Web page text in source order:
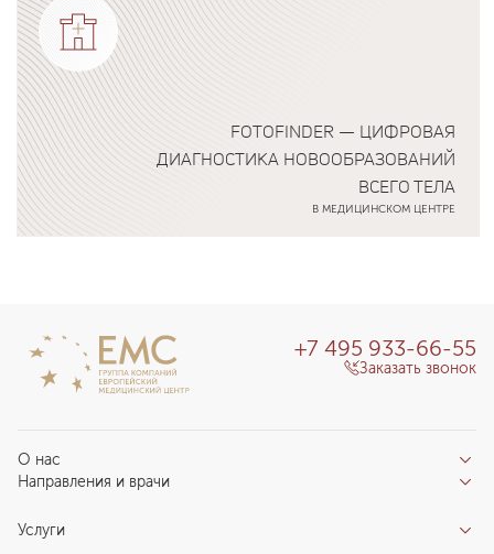
FOTOFINDER — ЦИФРОВАЯ
ДИАГНОСТИКА НОВООБРАЗОВАНИЙ
ВСЕГО ТЕЛА
В МЕДИЦИНСКОМ ЦЕНТРЕ
О нас
Отзывы пациентов
О клинике
Направления и врачи
Направления
Услуги
+7 495 933-66-55
Заказать звонок